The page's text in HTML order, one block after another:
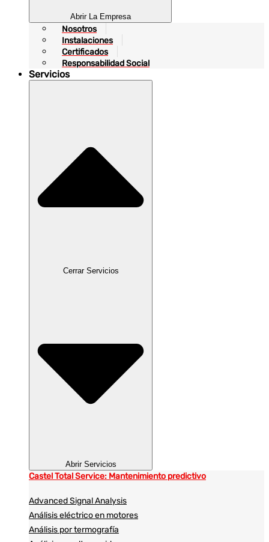
Abrir La Empresa
Nosotros
Instalaciones
Certificados
Responsabilidad Social
Servicios
Cerrar Servicios
Abrir Servicios
Castel Total Service: Mantenimiento predictivo
Advanced Signal Analysis
Análisis eléctrico en motores
Análisis por termografía